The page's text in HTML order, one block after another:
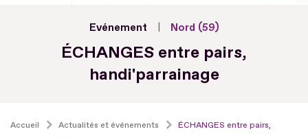
Evénement Nord (59)
ÉCHANGES entre pairs,
handi'parrainage
Accueil Actualités et événements
ÉCHANGES entre pairs,